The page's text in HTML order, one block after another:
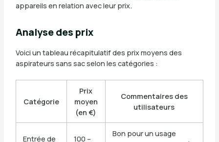
appareils en relation avec leur prix.
Analyse des prix
Voici un tableau récapitulatif des prix moyens des
aspirateurs sans sac selon les catégories :
Catégorie
Prix
moyen
(en €)
Commentaires des
utilisateurs
Entrée de 100 –
Bon pour un usage